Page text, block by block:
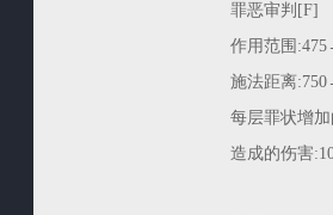
罪恶审判[F]
作用范围
施法距离
每层罪状增
造成的伤害